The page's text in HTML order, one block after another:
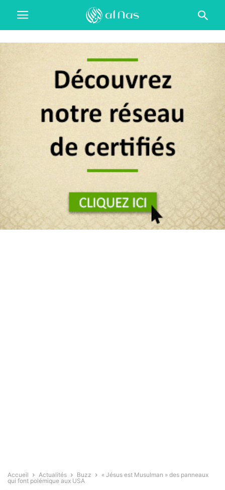
Accueil Actualités Buzz
« Jésus est Musulman » des panneaux
qui font polémique aux USA